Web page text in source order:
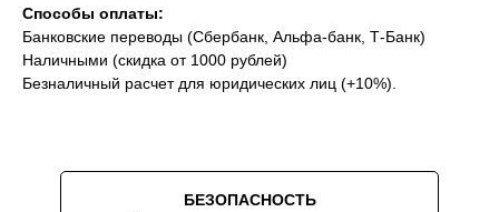
Способы оплаты:
Банковские переводы (Сбербанк, Альфа-банк, Т-Банк)
Наличными (скидка от 1000 рублей)
Безналичный расчет для юридических лиц (+10%).
БЕЗОПАСНОСТЬ
Скидки на аксессуары до -10% при